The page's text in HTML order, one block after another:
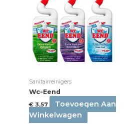
Sanitairreinigers
Wc-Eend
€ 3,57
Toevoegen Aan
Winkelwagen